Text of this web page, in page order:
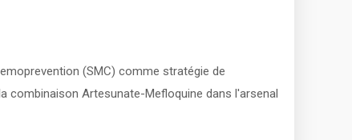
(SMC) comme stratégie de
combinaison Artesunate-Mefloquine dans l'arsenal